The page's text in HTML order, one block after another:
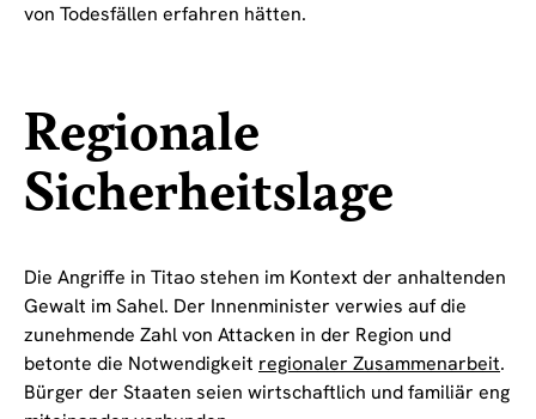
von Todesfällen erfahren hätten.
Regionale
Sicherheitslage
Die Angriffe in Titao stehen im Kontext der anhaltenden
Gewalt im Sahel. Der Innenminister verwies auf die
zunehmende Zahl von Attacken in der Region und
betonte die Notwendigkeit regionaler Zusammenarbeit.
Bürger der Staaten seien wirtschaftlich und familiär eng